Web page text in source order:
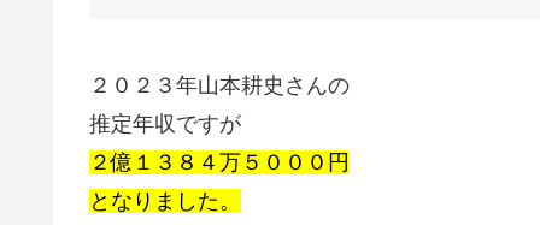
２０２３年山本耕史さんの
推定年収ですが
２億１３８４万５０００円
となりました。